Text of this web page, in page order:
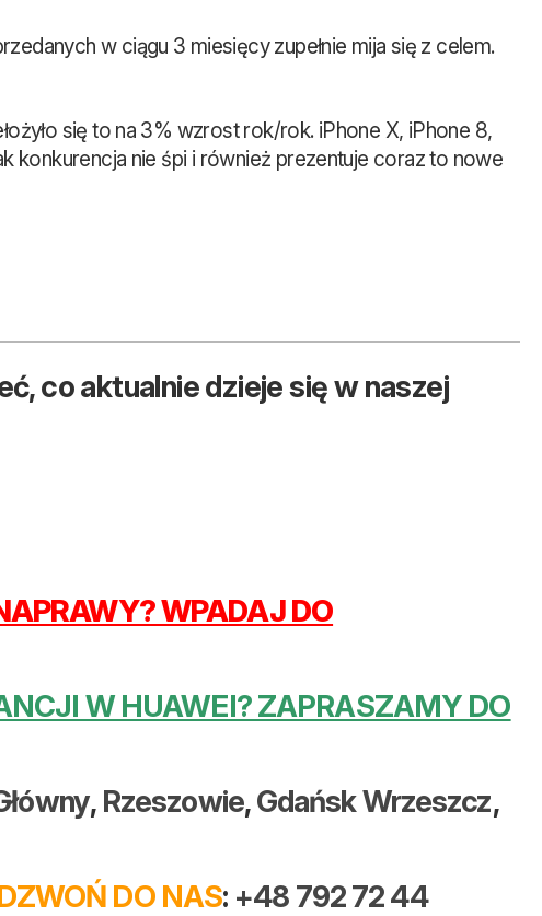
w ciągu 3 miesięcy zupełnie mija się z celem.
się to na 3% wzrost rok/rok. iPhone X, iPhone 8,
konkurencja nie śpi i również prezentuje coraz to nowe
co aktualnie dzieje się w naszej
WPADAJ DO
W HUAWEI? ZAPRASZAMY DO
, Rzeszowie,Gdańsk Wrzeszcz,
DO NAS: +48 792 72 44